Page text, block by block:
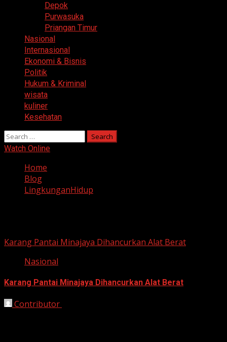
Depok
Purwasuka
Priangan Timur
Nasional
Internasional
Ekonomi & Bisnis
Politik
Hukum & Kriminal
wisata
kuliner
Kesehatan
Search
for:
Watch Online
Home
Blog
LingkunganHidup
Karang Pantai Minajaya Dihancurkan Alat Berat
Nasional
Karang Pantai Minajaya Dihancurkan Alat Berat
Contributor